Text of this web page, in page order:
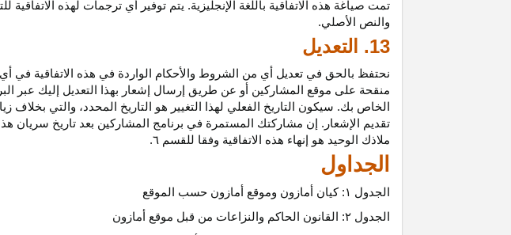
تمت صياغة هذه الاتفاقية باللغة الإنجليزية. يتم توفير أي ترجمات لهذه الاتفاقية
والنص
الأصلي.
13. التعديل
نحتفظ بالحق في تعديل أي من الشروط والأحكام الواردة في هذه الاتفاقية في
منقحة على موقع المشاركين أو عن طريق إرسال إشعار بهذا التعديل إليك عبر
الخاص بك. سيكون التاريخ الفعلي لهذا التغيير هو التاريخ
المحدد، والتي بخلاف
تقديم الإشعار. إن مشاركتك المستمرة في برنامج المشاركين بعد تاريخ سريان
ملاذك الوحيد هو إنهاء هذه الاتفاقية وفقا للقسم ٦.
الجداول
الجدول ۱:
كيان أمازون وموقع أمازون حسب الموقع
الجدول ۲: القانون الحاكم والنزاعات من قبل موقع أمازون